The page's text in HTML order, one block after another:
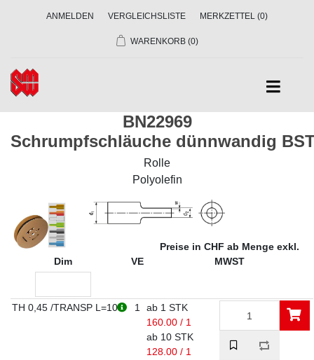
ANMELDEN VERGLEICHSLISTE MERKZETTEL (0)
WARENKORB (0)
BN22969
Schrumpfschläuche dünnwandig
Rolle
Polyolefin
Dim VE
Preise in CHF ab Menge exkl.
MWST
TH 0,45 /TRANSP L=10 1
ab 1 STK
160.00 / 1
ab 10 STK
128.00 / 1